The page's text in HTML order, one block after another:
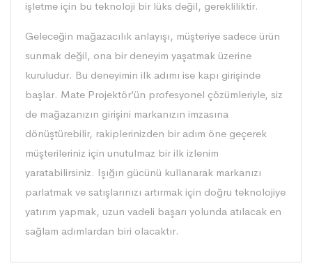
işletme için bu teknoloji bir lüks değil, gerekliliktir.
Geleceğin mağazacılık anlayışı, müşteriye sadece ürün
sunmak değil, ona bir deneyim yaşatmak üzerine
kuruludur. Bu deneyimin ilk adımı ise kapı girişinde
başlar. Mate Projektör’ün profesyonel çözümleriyle, siz
de mağazanızın girişini markanızın imzasına
dönüştürebilir, rakiplerinizden bir adım öne geçerek
müşterileriniz için unutulmaz bir ilk izlenim
yaratabilirsiniz. Işığın gücünü kullanarak markanızı
parlatmak ve satışlarınızı artırmak için doğru teknolojiye
yatırım yapmak, uzun vadeli başarı yolunda atılacak en
sağlam adımlardan biri olacaktır.